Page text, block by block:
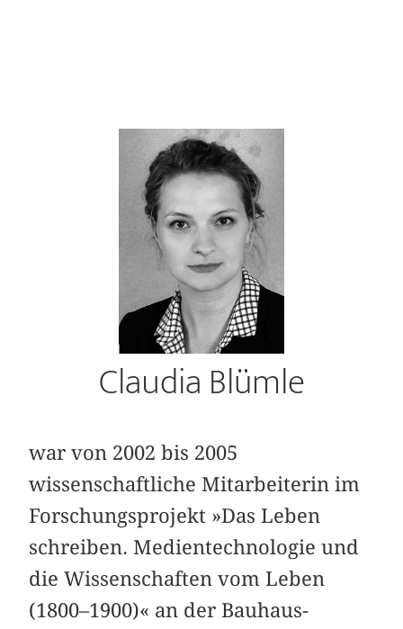
Claudia Blümle
war von 2002 bis 2005
wissenschaftliche Mitarbeiterin im
Forschungsprojekt »Das Leben
schreiben. Medientechnologie und
die Wissenschaften vom Leben
(1800–1900)« an der Bauhaus-